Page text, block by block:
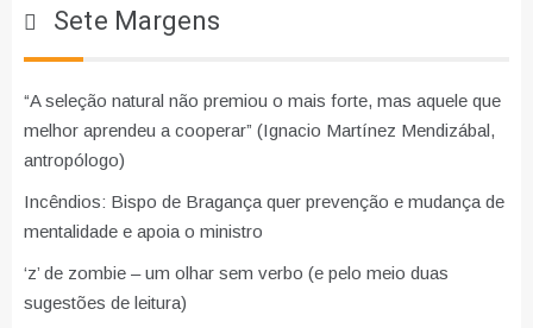
Sete Margens
“A seleção natural não premiou o mais forte, mas aquele que
melhor aprendeu a cooperar” (Ignacio Martínez Mendizábal,
antropólogo)
Incêndios: Bispo de Bragança quer prevenção e mudança de
mentalidade e apoia o ministro
‘z’ de zombie – um olhar sem verbo (e pelo meio duas
sugestões de leitura)